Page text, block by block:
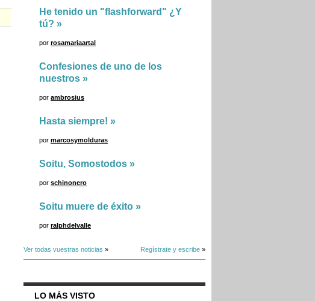
He tenido un "flashforward" ¿Y
tú? »
por rosamariaartal
Confesiones de uno de los
nuestros »
por ambrosius
Hasta siempre! »
por marcosymolduras
Soitu, Somostodos »
por schinonero
Soitu muere de éxito »
por ralphdelvalle
Ver todas vuestras noticias » Regístrate y escribe »
LO MÁS VISTO